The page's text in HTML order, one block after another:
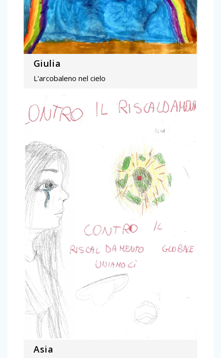
Giulia
L'arcobaleno nel cielo
Asia